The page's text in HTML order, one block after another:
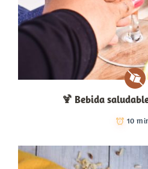
🍹​ Bebida
10